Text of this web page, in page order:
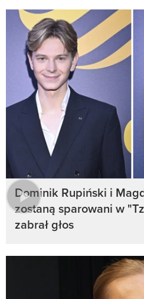
Dominik Rupiński i
zostaną sparowani w
zabrał głos